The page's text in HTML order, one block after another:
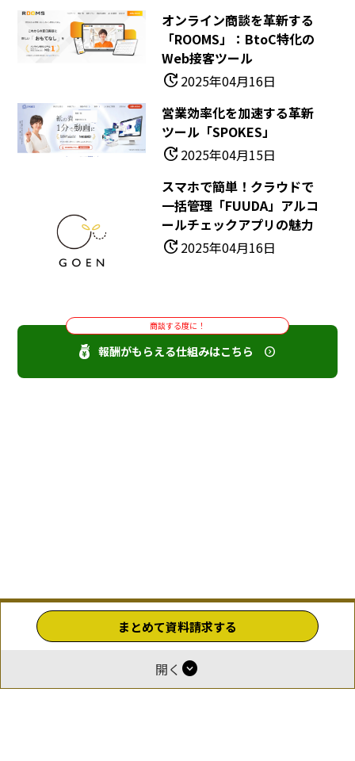
オンライン商談を革新する
「ROOMS」：BtoC特化の
Web接客ツール
update2025年04月16日
営業効率化を加速する革新
ツール「SPOKES」
update2025年04月15日
スマホで簡単！クラウドで
一括管理「FUUDA」アルコ
ールチェックアプリの魅力
update2025年04月16日
商談する度に！
報酬がもらえる仕組みはこちら
まとめて資料請求する
開く expand_circle_down
報酬付与について